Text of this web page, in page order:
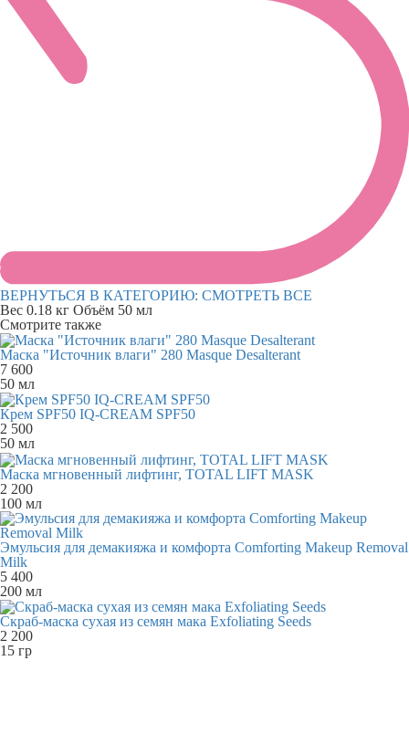
ВЕРНУТЬСЯ В КАТЕГОРИЮ: СМОТРЕТЬ ВСЕ
Вес 0.18 кг Объём 50 мл
Смотрите также
Маска "Источник влаги" 280 Masque Desalterant
7 600
50 мл
Крем SPF50 IQ-CREAM SPF50
2 500
50 мл
Маска мгновенный лифтинг, TOTAL LIFT MASK
2 200
100 мл
Эмульсия для демакияжа и комфорта Comforting Makeup Removal
Milk
5 400
200 мл
Скраб-маска сухая из семян мака Exfoliating Seeds
2 200
15 гр